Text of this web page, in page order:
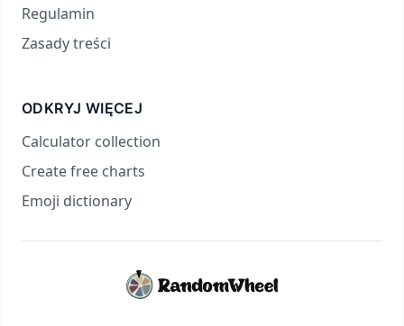
Regulamin
Zasady treści
ODKRYJ WIĘCEJ
Calculator collection
Create free charts
Emoji dictionary